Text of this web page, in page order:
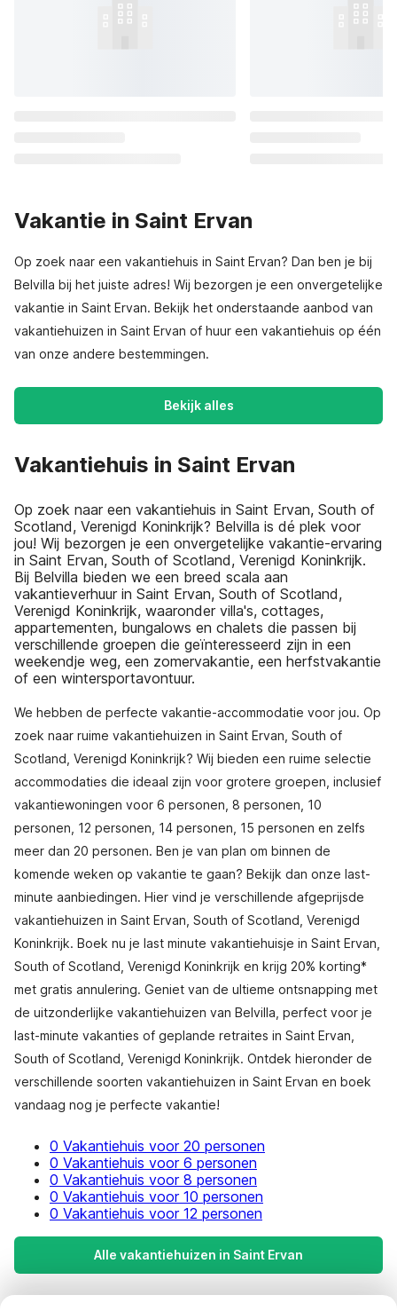
Vakantie in Saint Ervan
Op zoek naar een vakantiehuis in Saint Ervan? Dan ben je bij
Belvilla bij het juiste adres! Wij bezorgen je een onvergetelijke
vakantie in Saint Ervan. Bekijk het onderstaande aanbod van
vakantiehuizen in Saint Ervan of huur een vakantiehuis op één
van onze andere bestemmingen.
Bekijk alles
Vakantiehuis in Saint Ervan
Op zoek naar een vakantiehuis in Saint Ervan, South of
Scotland, Verenigd Koninkrijk? Belvilla is dé plek voor
jou! Wij bezorgen je een onvergetelijke vakantie-ervaring
in Saint Ervan, South of Scotland, Verenigd Koninkrijk.
Bij Belvilla bieden we een breed scala aan
vakantieverhuur in Saint Ervan, South of Scotland,
Verenigd Koninkrijk, waaronder villa's, cottages,
appartementen, bungalows en chalets die passen bij
verschillende groepen die geïnteresseerd zijn in een
weekendje weg, een zomervakantie, een herfstvakantie
of een wintersportavontuur.
We hebben de perfecte vakantie-accommodatie voor jou. Op
zoek naar ruime vakantiehuizen in Saint Ervan, South of
Scotland, Verenigd Koninkrijk? Wij bieden een ruime selectie
accommodaties die ideaal zijn voor grotere groepen, inclusief
vakantiewoningen voor 6 personen, 8 personen, 10
personen, 12 personen, 14 personen, 15 personen en zelfs
meer dan 20 personen. Ben je van plan om binnen de
komende weken op vakantie te gaan? Bekijk dan onze last-
minute aanbiedingen. Hier vind je verschillende afgeprijsde
vakantiehuizen in Saint Ervan, South of Scotland, Verenigd
Koninkrijk. Boek nu je last minute vakantiehuisje in Saint Ervan,
South of Scotland, Verenigd Koninkrijk en krijg 20% korting*
met gratis annulering. Geniet van de ultieme ontsnapping met
de uitzonderlijke vakantiehuizen van Belvilla, perfect voor je
last-minute vakanties of geplande retraites in Saint Ervan,
South of Scotland, Verenigd Koninkrijk. Ontdek hieronder de
verschillende soorten vakantiehuizen in Saint Ervan en boek
vandaag nog je perfecte vakantie!
0 Vakantiehuis voor 20 personen
0 Vakantiehuis voor 6 personen
0 Vakantiehuis voor 8 personen
0 Vakantiehuis voor 10 personen
0 Vakantiehuis voor 12 personen
Alle vakantiehuizen in Saint Ervan